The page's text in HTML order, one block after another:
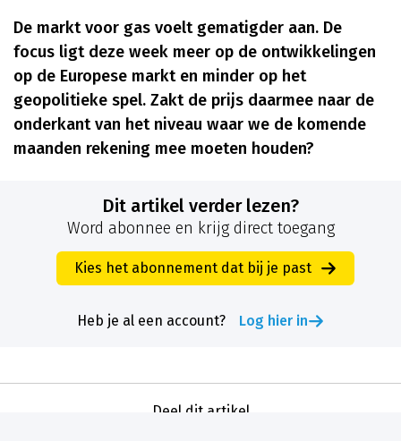
De markt voor gas voelt gematigder aan. De
focus ligt deze week meer op de ontwikkelingen
op de Europese markt en minder op het
geopolitieke spel. Zakt de prijs daarmee naar de
onderkant van het niveau waar we de komende
maanden rekening mee moeten houden?
Dit artikel verder lezen?
Word abonnee en krijg direct toegang
Kies het abonnement dat bij je past
Heb je al een account? Log hier in
Deel dit artikel